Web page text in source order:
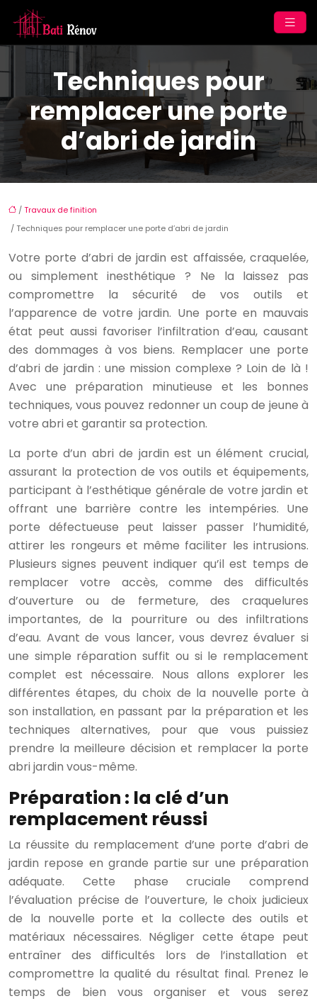
Techniques pour
remplacer une porte
d’abri de jardin
/Travaux de finition
/ Techniques pour remplacer une porte d’abri de jardin
Votre porte d’abri de jardin est affaissée, craquelée,
ou simplement inesthétique ? Ne la laissez pas
compromettre la sécurité de vos outils et
l’apparence de votre jardin. Une porte en mauvais
état peut aussi favoriser l’infiltration d’eau, causant
des dommages à vos biens. Remplacer une porte
d’abri de jardin : une mission complexe ? Loin de là !
Avec une préparation minutieuse et les bonnes
techniques, vous pouvez redonner un coup de jeune à
votre abri et garantir sa protection.
La porte d’un abri de jardin est un élément crucial,
assurant la protection de vos outils et équipements,
participant à l’esthétique générale de votre jardin et
offrant une barrière contre les intempéries. Une
porte défectueuse peut laisser passer l’humidité,
attirer les rongeurs et même faciliter les intrusions.
Plusieurs signes peuvent indiquer qu’il est temps de
remplacer votre accès, comme des difficultés
d’ouverture ou de fermeture, des craquelures
importantes, de la pourriture ou des infiltrations
d’eau. Avant de vous lancer, vous devrez évaluer si
une simple réparation suffit ou si le remplacement
complet est nécessaire. Nous allons explorer les
différentes étapes, du choix de la nouvelle porte à
son installation, en passant par la préparation et les
techniques alternatives, pour que vous puissiez
prendre la meilleure décision et remplacer la porte
abri jardin vous-même.
Préparation : la clé d’un
remplacement réussi
La réussite du remplacement d’une porte d’abri de
jardin repose en grande partie sur une préparation
adéquate. Cette phase cruciale comprend
l’évaluation précise de l’ouverture, le choix judicieux
de la nouvelle porte et la collecte des outils et
matériaux nécessaires. Négliger cette étape peut
entraîner des difficultés lors de l’installation et
compromettre la qualité du résultat final. Prenez le
temps de bien vous organiser et vous serez